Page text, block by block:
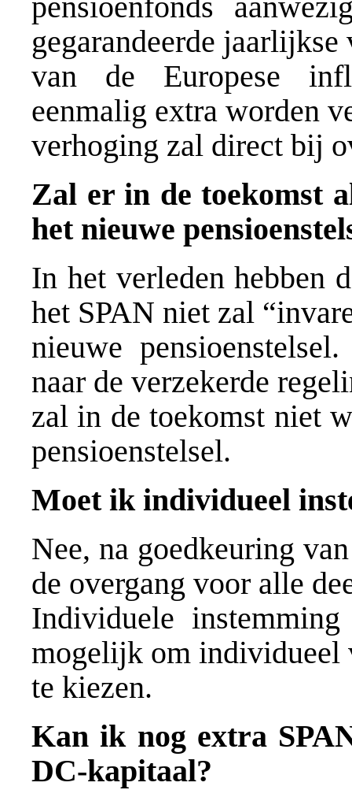
gegarandeerde
van de Europese
eenmalig extra worden
verhoging zal direct bij
Zal er in de toekomst
het nieuwe
In het verleden hebben
het SPAN niet zal
nieuwe
naar de verzekerde
zal in de toekomst niet
pensioenstelsel.
Moet ik individueel
Nee, na goedkeuring
de overgang voor alle
Individuele
mogelijk om individueel
te kiezen.
Kan ik nog extra
DC-kapitaal?